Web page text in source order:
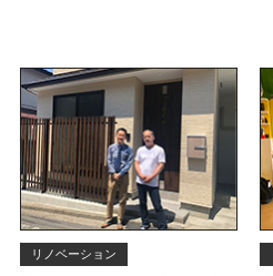
リノベーション